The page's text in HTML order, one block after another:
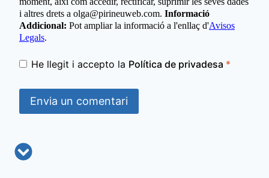
i altres drets a olga@pirineuweb.com. Informació
Addicional: Pot ampliar la informació a l'enllaç d'Avisos
Legals.
He llegit i accepto la Política de privadesa *